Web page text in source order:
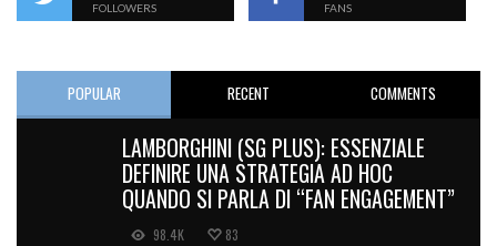
FOLLOWERS FANS
POPULAR RECENT COMMENTS
LAMBORGHINI (SG PLUS): ESSENZIALE
DEFINIRE UNA STRATEGIA AD HOC
QUANDO SI PARLA DI “FAN ENGAGEMENT”
98.4K 83